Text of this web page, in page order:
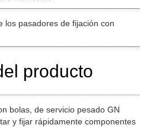
los pasadores de fijación con
producto
bolas, de servicio pesado GN
y fijar rápidamente componentes